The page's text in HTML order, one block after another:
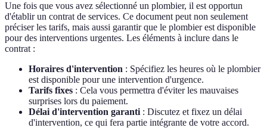
Une fois que vous avez sélectionné un plombier, il est opportun
d'établir un contrat de services. Ce document peut non seulement
préciser les tarifs, mais aussi garantir que le plombier est disponible
pour des interventions urgentes. Les éléments à inclure dans le
contrat :
Horaires d'intervention : Spécifiez les heures où le plombier
est disponible pour une intervention d'urgence.
Tarifs fixes : Cela vous permettra d'éviter les mauvaises
surprises lors du paiement.
Délai d'intervention garanti: Discutez et fixez un délai
d'intervention, ce qui fera partie intégrante de votre accord.